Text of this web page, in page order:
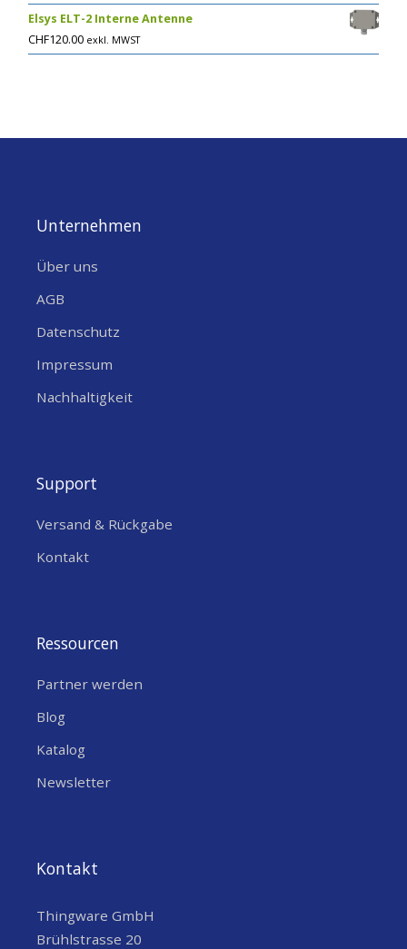
Elsys ELT-2 Interne Antenne
CHF120.00 exkl. MWST
Unternehmen
Über uns
AGB
Datenschutz
Impressum
Nachhaltigkeit
Support
Versand & Rückgabe
Kontakt
Ressourcen
Partner werden
Blog
Katalog
Newsletter
Kontakt
Thingware GmbH
Brühlstrasse 20